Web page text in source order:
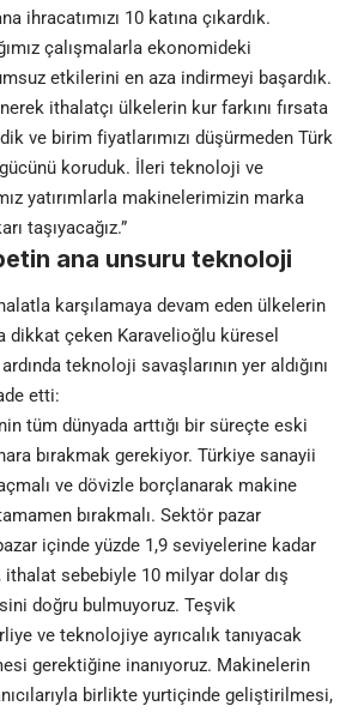
ihracatımızı 10 katına çıkardık.
çalışmalarla ekonomideki
etkilerini en aza indirmeyi başardık.
ithalatçı ülkelerin kur farkını fırsata
ve birim fiyatlarımızı düşürmeden Türk
koruduk. İleri teknoloji ve
yatırımlarla makinelerimizin marka
taşıyacağız.”
ana unsuru teknoloji
karşılamaya devam eden ülkelerin
dikkat çeken Karavelioğlu küresel
teknoloji savaşlarının yer aldığını
etti:
tüm dünyada arttığı bir süreçte eski
bırakmak gerekiyor. Türkiye sanayii
ve dövizle borçlanarak makine
bırakmalı. Sektör pazar
içinde yüzde 1,9 seviyelerine kadar
sebebiyle 10 milyar dolar dış
doğru bulmuyoruz. Teşvik
ve teknolojiye ayrıcalık tanıyacak
gerektiğine inanıyoruz. Makinelerin
birlikte yurtiçinde geliştirilmesi,